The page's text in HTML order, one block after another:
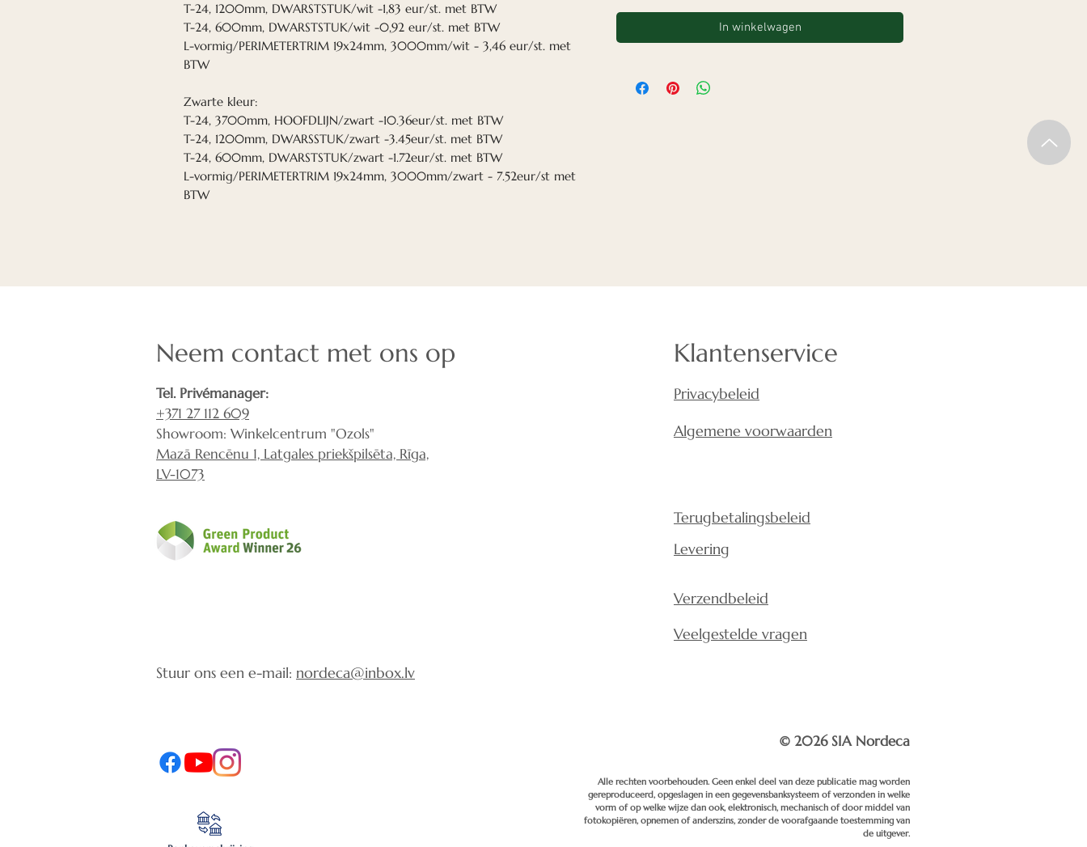
T-24, 1200mm, DWARSTSTUK/wit -1,83 eur/st. met BTW
T-24, 600mm, DWARSTSTUK/wit -0,92 eur/st. met BTW
L-vormig/PERIMETERTRIM 19x24mm, 3000mm/wit - 3,46 eur/st. met
BTW
Zwarte kleur:
T-24, 3700mm, HOOFDLIJN/zwart -10.36eur/st. met BTW
T-24, 1200mm, DWARSSTUK/zwart -3.45eur/st. met BTW
T-24, 600mm, DWARSTSTUK/zwart -1.72eur/st. met BTW
L-vormig/PERIMETERTRIM 19x24mm, 3000mm/zwart - 7.52eur/st met
BTW
In winkelwagen
Neem contact met ons op
Tel. Privémanager:
+371 27 112 609
Showroom: Winkelcentrum "Ozols"
Mazā Rencēnu 1, Latgales priekšpilsēta, Rīga,
LV-1073
Klantenservice
Privacybeleid
Algemene voorwaarden
Terugbetalingsbeleid
Levering
Verzendbeleid
Veelgestelde vragen
Stuur ons een e-mail: nordeca@inbox.lv
© 2026 SIA Nordeca
Alle rechten voorbehouden. Geen enkel deel van deze publicatie mag worden
gereproduceerd, opgeslagen in een gegevensbanksysteem of verzonden in welke
vorm of op welke wijze dan ook, elektronisch, mechanisch of door middel van
fotokopiëren, opnemen of anderszins, zonder de voorafgaande toestemming van
de uitgever.